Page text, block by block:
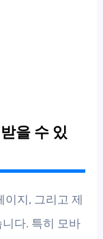
을 수 있
이지, 그리고 제
다. 특히 모바